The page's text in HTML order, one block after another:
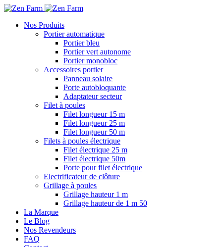
Nos Produits
Portier automatique
Portier bleu
Portier vert autonome
Portier monobloc
Accessoires portier
Panneau solaire
Porte autobloquante
Adaptateur secteur
Filet à poules
Filet longueur 15 m
Filet longueur 25 m
Filet longueur 50 m
Filets à poules électrique
Filet électrique 25 m
Filet électrique 50m
Porte pour filet électrique
Electrificateur de clôture
Grillage à poules
Grillage hauteur 1 m
Grillage hauteur de 1 m 50
La Marque
Le Blog
Nos Revendeurs
FAQ